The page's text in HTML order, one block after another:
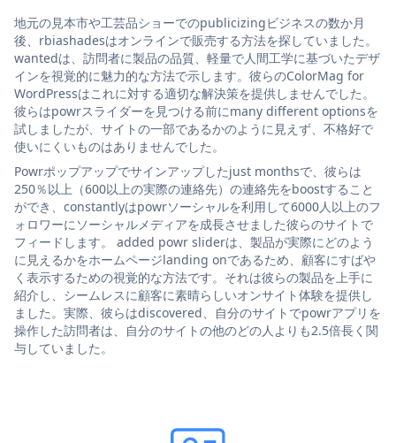
地元の見本市や工芸品ショーでのpublicizingビジネスの数か月
後、rbiashadesはオンラインで販売する方法を探していました。
wantedは、訪問者に製品の品質、軽量で人間工学に基づいたデザ
インを視覚的に魅力的な方法で示します。彼らのColorMag for
WordPressはこれに対する適切な解決策を提供しませんでした。
彼らはpowrスライダーを見つける前にmany different optionsを
試しましたが、サイトの一部であるかのように見えず、不格好で
使いにくいものはありませんでした。
Powrポップアップでサインアップしたjust monthsで、彼らは
250％以上（600以上の実際の連絡先）の連絡先をboostすること
ができ、constantlyはpowrソーシャルを利用して6000人以上のフ
ォロワーにソーシャルメディアを成長させました彼らのサイトで
フィードします。 added powr sliderは、製品が実際にどのよう
に見えるかをホームページlanding onであるため、顧客にすばや
く表示するための視覚的な方法です。それは彼らの製品を上手に
紹介し、シームレスに顧客に素晴らしいオンサイト体験を提供し
ました。実際、彼らはdiscovered、自分のサイトでpowrアプリを
操作した訪問者は、自分のサイトの他のどの人よりも2.5倍長く関
与していました。